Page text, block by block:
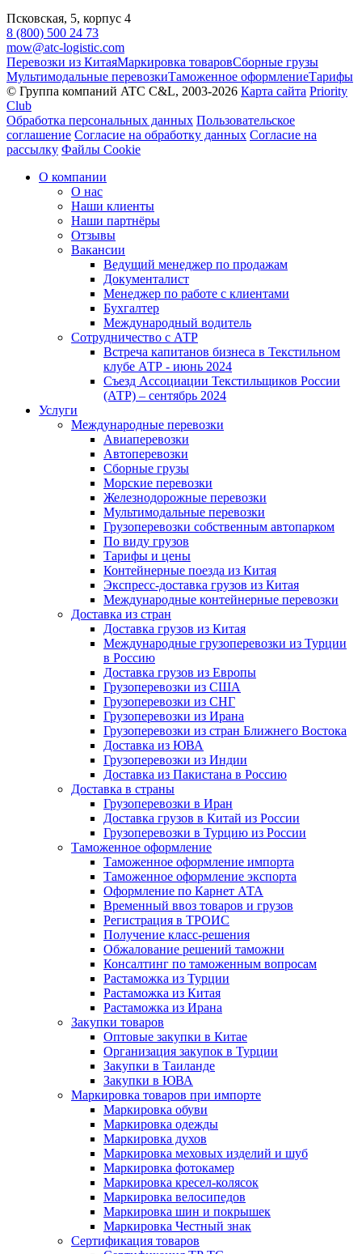
Псковская, 5, корпус 4
8 (800) 500 24 73
mow@atc-logistic.com
Перевозки из КитаяМаркировка товаровСборные грузы
Мультимодальные перевозкиТаможенное оформлениеТарифы
© Группа компаний ATC C&L, 2003-2026 Карта сайта Priority
Club
Обработка персональных данных Пользовательское
соглашение Согласие на обработку данных Согласие на
рассылку Файлы Cookie
О компании
О нас
Наши клиенты
Наши партнёры
Отзывы
Вакансии
Ведущий менеджер по продажам
Документалист
Менеджер по работе с клиентами
Бухгалтер
Международный водитель
Сотрудничество с АТР
Встреча капитанов бизнеса в Текстильном
клубе АТР - июнь 2024
Съезд Ассоциации Текстильщиков России
(АТР) – сентябрь 2024
Услуги
Международные перевозки
Авиаперевозки
Автоперевозки
Сборные грузы
Морские перевозки
Железнодорожные перевозки
Мультимодальные перевозки
Грузоперевозки собственным автопарком
По виду грузов
Тарифы и цены
Контейнерные поезда из Китая
Экспресс-доставка грузов из Китая
Международные контейнерные перевозки
Доставка из стран
Доставка грузов из Китая
Международные грузоперевозки из Турции
в Россию
Доставка грузов из Европы
Грузоперевозки из США
Грузоперевозки из СНГ
Грузоперевозки из Ирана
Грузоперевозки из стран Ближнего Востока
Доставка из ЮВА
Грузоперевозки из Индии
Доставка из Пакистана в Россию
Доставка в страны
Грузоперевозки в Иран
Доставка грузов в Китай из России
Грузоперевозки в Турцию из России
Таможенное оформление
Таможенное оформление импорта
Таможенное оформление экспорта
Оформление по Карнет АТА
Временный ввоз товаров и грузов
Регистрация в ТРОИС
Получение класс-решения
Обжалование решений таможни
Консалтинг по таможенным вопросам
Растаможка из Турции
Растаможка из Китая
Растаможка из Ирана
Закупки товаров
Оптовые закупки в Китае
Организация закупок в Турции
Закупки в Таиланде
Закупки в ЮВА
Маркировка товаров при импорте
Маркировка обуви
Маркировка одежды
Маркировка духов
Маркировка меховых изделий и шуб
Маркировка фотокамер
Маркировка кресел-колясок
Маркировка велосипедов
Маркировка шин и покрышек
Маркировка Честный знак
Сертификация товаров